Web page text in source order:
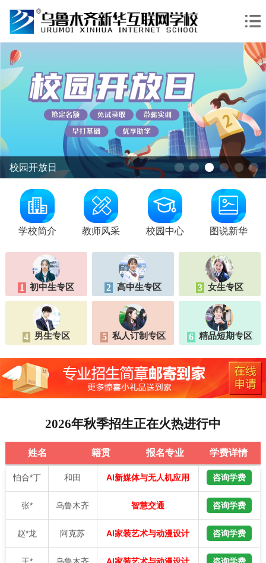
校园开放日
学校简介 教师风采 校园中心 图说新华
1 初中生专区 2 高中生专区 3 女生专区
4 男生专区 5 私人订制专区 6 精品短期专区
2026年秋季招生正在火热进行中
姓名 籍贯 报名专业 学费详情
张* 乌鲁木齐 智慧交通 咨询学费
王* 乌鲁木齐 AI家装艺术与动漫设计 咨询学费
阿布都* 昌吉 智能制造与工业机器人 咨询学费
巴合*提 乌鲁木齐 AI新媒体电商运营 咨询学费
刘*伟 和田 AI家装艺术与动漫设计 咨询学费
怕合*丁 和田 AI新媒体与无人机应用 咨询学费
张* 乌鲁木齐 智慧交通 咨询学费
赵*龙 阿克苏 AI家装艺术与动漫设计 咨询学费
王* 乌鲁木齐 AI家装艺术与动漫设计 咨询学费